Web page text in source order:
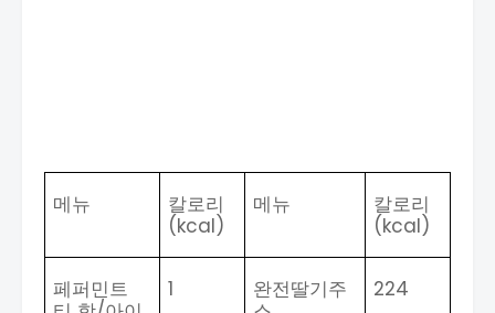
메뉴
칼로리
(kcal)
메뉴
칼로리
(kcal)
페퍼민트
1
완전딸기주
224